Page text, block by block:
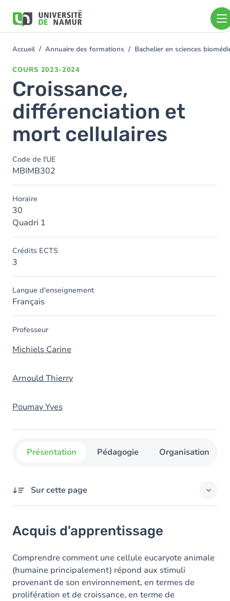
contenu
You
Accueil Annuaire des formations Bachelier en sciences
COURS 2023-2024
Croissance,
différenciation et
mort cellulaires
Code de l'UE
MBIMB302
Horaire
30
Quadri 1
Crédits ECTS
3
Langue d'enseignement
Français
Professeur
Michiels Carine
Arnould Thierry
Poumay Yves
Présentation Pédagogie Organisation
Sur cette page
Objectifs
Contenu
Table des matières
Acquis d'apprentissage
Comprendre comment une cellule eucaryote animale
(humaine principalement) répond aux stimuli
provenant de son environnement, en termes de
prolifération et de croissance, en terme de